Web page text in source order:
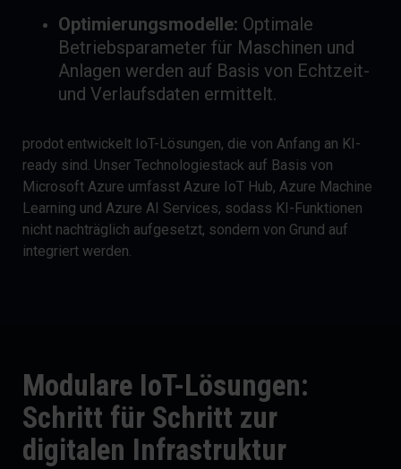
Optimierungsmodelle: Optimale
Betriebsparameter für Maschinen und
Anlagen werden auf Basis von Echtzeit-
und Verlaufsdaten ermittelt.
prodot entwickelt IoT-Lösungen, die von Anfang an KI-
ready sind. Unser Technologiestack auf Basis von
Microsoft Azure umfasst Azure IoT Hub, Azure Machine
Learning und Azure AI Services, sodass KI-Funktionen
nicht nachträglich aufgesetzt, sondern von Grund auf
integriert werden.
Modulare IoT-Lösungen:
Schritt für Schritt zur
digitalen Infrastruktur